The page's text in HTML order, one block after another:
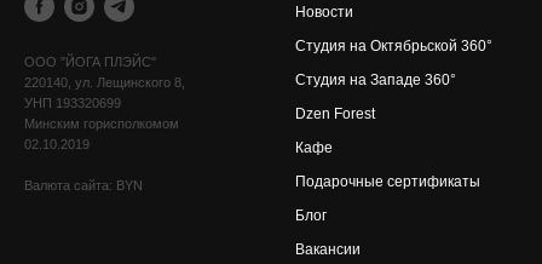
OOO "ЙОГА ПЛЭЙС"
220140, ул. Лещинского 8,
УНП 193320699
Минским горисполкомом
02.10.2019
Валюта сайта: BYN
Новости
Cтудия на Октябрьской 360°
Cтудия на Западе 360°
Dzen Forest
Кафе
Подарочные сертификаты
Блог
Вакансии